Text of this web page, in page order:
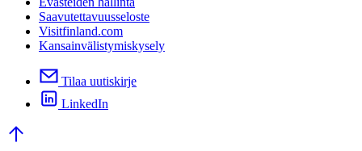
Saavutettavuusseloste
Visitfinland.com
Kansainvälistymiskysely
Tilaa uutiskirje
LinkedIn